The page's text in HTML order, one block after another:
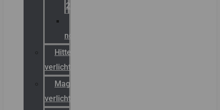
22
noodverlichting
Hittebestendige
verlichting
Magazijn
verlichting